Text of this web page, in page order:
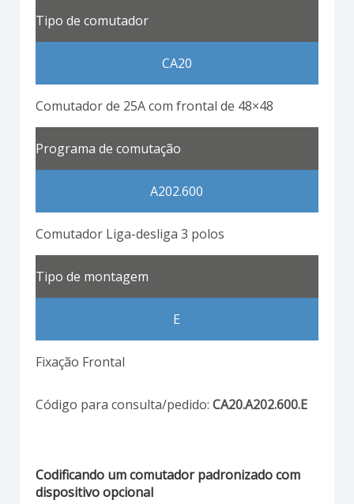
Tipo de comutador
CA20
Comutador de 25A com frontal de 48×48
Programa de comutação
A202.600
Comutador Liga-desliga 3 polos
Tipo de montagem
E
Fixação Frontal
Código para consulta/pedido: CA20.A202.600.E
Codificando um comutador padronizado com
dispositivo opcional